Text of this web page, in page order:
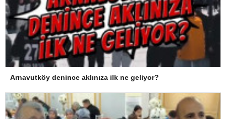
Arnavutköy denince aklınıza ilk ne geliyor?